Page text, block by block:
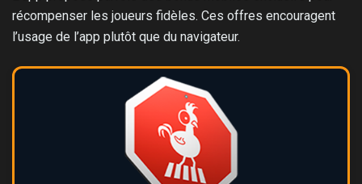
récompenser les joueurs fidèles. Ces offres encouragent
l’usage de l’app plutôt que du navigateur.